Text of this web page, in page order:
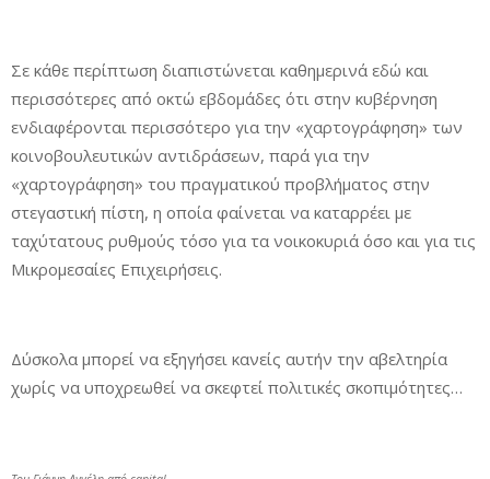
Σε κάθε περίπτωση διαπιστώνεται καθημερινά εδώ και
περισσότερες από οκτώ εβδομάδες ότι στην κυβέρνηση
ενδιαφέρονται περισσότερο για την «χαρτογράφηση» των
κοινοβουλευτικών αντιδράσεων, παρά για την
«χαρτογράφηση» του πραγματικού προβλήματος στην
στεγαστική πίστη, η οποία φαίνεται να καταρρέει με
ταχύτατους ρυθμούς τόσο για τα νοικοκυριά όσο και για τις
Μικρομεσαίες Επιχειρήσεις.
Δύσκολα μπορεί να εξηγήσει κανείς αυτήν την αβελτηρία
χωρίς να υποχρεωθεί να σκεφτεί πολιτικές σκοπιμότητες…